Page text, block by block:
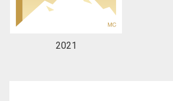
2021